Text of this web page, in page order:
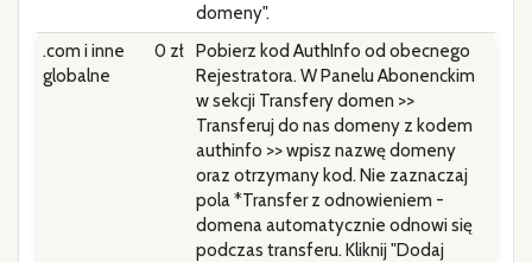
domeny".
.com i inne
globalne
0 zł Pobierz kod AuthInfo od obecnego
Rejestratora. W Panelu Abonenckim
w sekcji Transfery domen >>
Transferuj do nas domeny z kodem
authinfo >> wpisz nazwę domeny
oraz otrzymany kod. Nie zaznaczaj
pola *Transfer z odnowieniem -
domena automatycznie odnowi się
podczas transferu. Kliknij "Dodaj